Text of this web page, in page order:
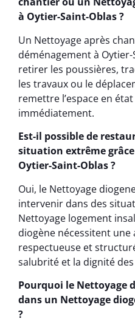
à Oytier-Saint-Oblas ?
Un Nettoyage après
déménagement à
retirer les poussières,
les travaux ou le
remettre l’espace en
immédiatement.
Est-il possible de
situation extrême
Oytier-Saint-Oblas ?
Oui, le Nettoyage
intervenir dans des
Nettoyage logement
diogène nécessitent
respectueuse et
salubrité et la dignité
Pourquoi le Nettoyage
dans un Nettoyage
?